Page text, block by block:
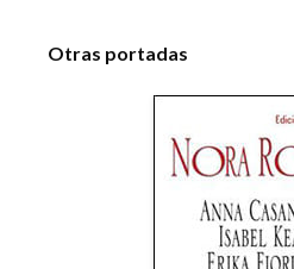
Otras portadas